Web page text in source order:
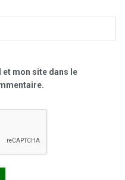
mon site dans le